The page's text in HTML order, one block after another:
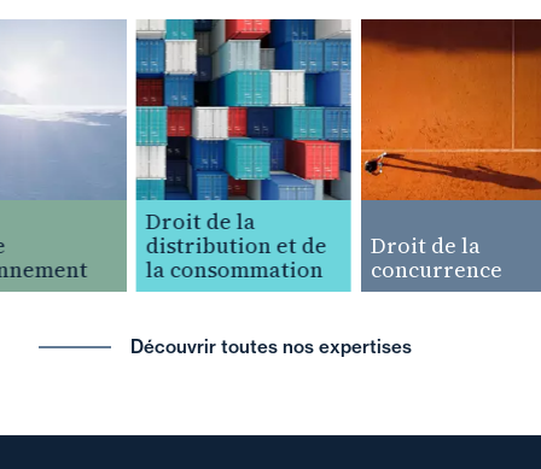
Droit de la
distribution et de
la consommation
Droit de la
concurrence
Découvrir toutes nos expertises